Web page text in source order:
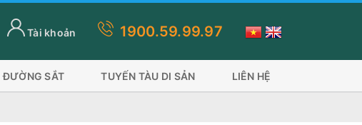
thanh toán này quý khách lựa chọn thanh toán thẻ visa, ứng dụng
Tài khoản 1900.59.99.97
ĐƯỜNG SẮT TUYẾN TÀU DI SẢN LIÊN HỆ